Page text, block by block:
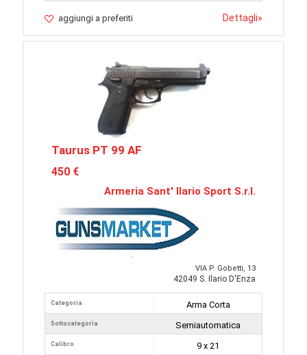
aggiungi a preferiti Dettagli»
Taurus PT 99 AF
450 €
Armeria Sant' Ilario Sport S.r.l.
VIA P. Gobetti, 13
42049 S. Ilario D'Enza
Categoria
Sottocategoria
Calibro
Arma Corta
Semiautomatica
9 x 21